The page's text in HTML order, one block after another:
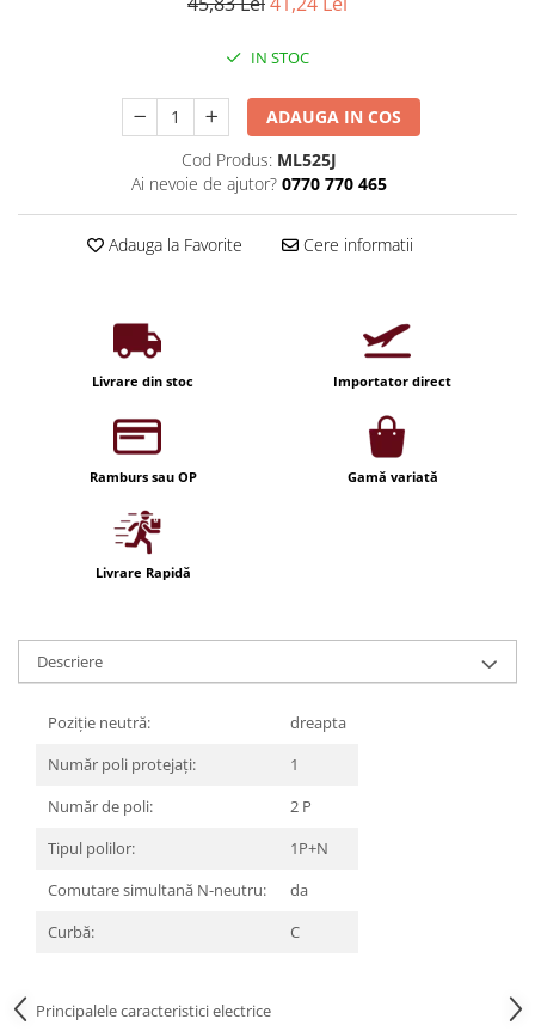
Becuri LED Decor
Profil aluminiu
Tub LED
Becuri LED Smart
Becuri LED cu filament
Corpuri de emergenta
Uncategorized
Aplica LED
Profil banda LED
Iluminat decorativ de Craciun
IN STOC
ADAUGA IN COS
Cod Produs: ML525J
Ai nevoie de ajutor? 0770 770 465
Adauga la Favorite Cere informatii
Livrare din stoc Importator direct
Ramburs sau OP Gamă variată
Livrare Rapidă
Descriere
Poziție neutră:
dreapta
Număr poli protejați:
1
Număr de poli:
2 P
Tipul polilor:
1P+N
Comutare simultană N-neutru:
da
Curbă:
C
Principalele caracteristici electrice